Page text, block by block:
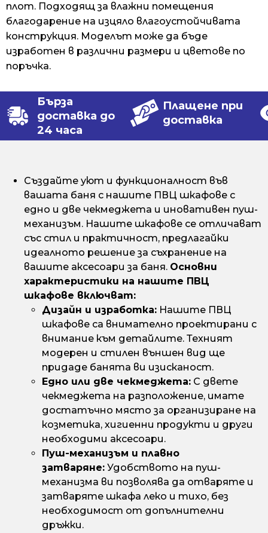
плот. Подходящ за влажни помещения
благодарение на изцяло влагоустойчивата
конструкция. Моделът може да бъде
изработен в различни размери и цветове по
поръчка.
Бърза
доставка до
24 часа
Плащене при
доставка
Създайте уют и функционалност във
вашата баня с нашите ПВЦ шкафове с
едно и две чекмеджета и иновативен пуш-
механизъм. Нашите шкафове се отличават
със стил и практичност, предлагайки
идеалното решение за съхранение на
вашите аксесоари за баня. Основни
характеристики на нашите ПВЦ
шкафове включват:
Дизайн и изработка: Нашите ПВЦ
шкафове са внимателно проектирани с
внимание към детайлите. Техният
модерен и стилен външен вид ще
придаде банята ви изисканост.
Едно или две чекмеджета: С двете
чекмеджета на разположение, имате
достатъчно място за организиране на
козметика, хигиенни продукти и други
необходими аксесоари.
Пуш-механизъм и плавно
затваряне: Удобството на пуш-
механизма ви позволява да отваряте и
затваряте шкафа леко и тихо, без
необходимост от допълнителни
дръжки.